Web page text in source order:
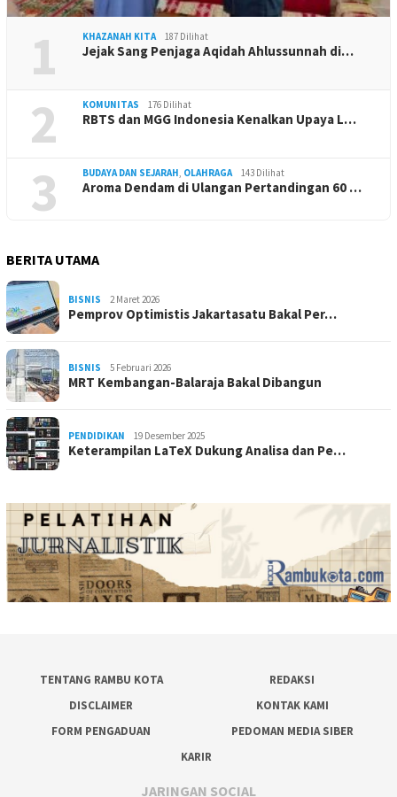
1 KHAZANAH KITA 187 Dilihat
Jejak Sang Penjaga Aqidah Ahlussunnah di…
2 KOMUNITAS 176 Dilihat
RBTS dan MGG Indonesia Kenalkan Upaya L…
3 BUDAYA DAN SEJARAH, OLAHRAGA 143 Dilihat
Aroma Dendam di Ulangan Pertandingan 60 …
BERITA UTAMA
BISNIS 2 Maret 2026
Pemprov Optimistis Jakartasatu Bakal Per…
BISNIS 5 Februari 2026
MRT Kembangan-Balaraja Bakal Dibangun
PENDIDIKAN 19 Desember 2025
Keterampilan LaTeX Dukung Analisa dan Pe…
TENTANG RAMBU KOTA
REDAKSI
DISCLAIMER
KONTAK KAMI
FORM PENGADUAN
PEDOMAN MEDIA SIBER
KARIR
JARINGAN SOCIAL